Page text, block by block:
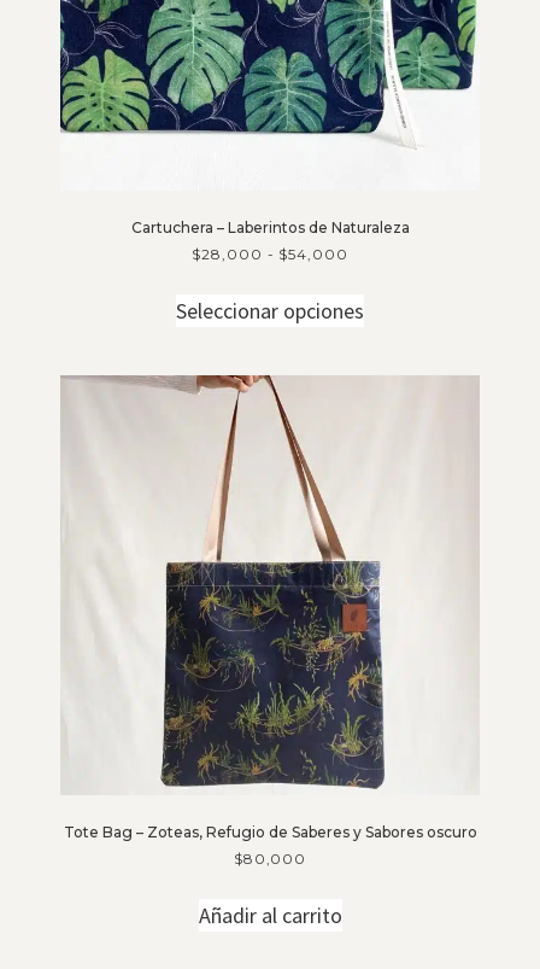
Cartuchera – Laberintos de Naturaleza
$28,000 - $54,000
Seleccionar opciones
Tote Bag – Zoteas, Refugio de Saberes y Sabores oscuro
$80,000
Añadir al carrito